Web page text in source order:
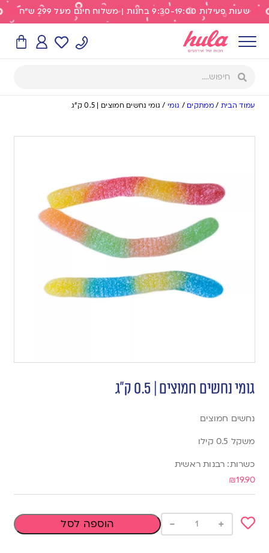
שעות פעילות 9:30-19:00 בחנות | משלוח חינם מעל 299 ש"ח
עמוד הבית /ממתקים / גומי/ גומי נחשים חמוצים | 0.5 ק”ג
גומי נחשים חמוצים | 0.5 ק”ג
נחשים חמוצים
משקל 0.5 קילו
כשרות: רבנות ראשית
₪19.90
+
- הוספה לסל